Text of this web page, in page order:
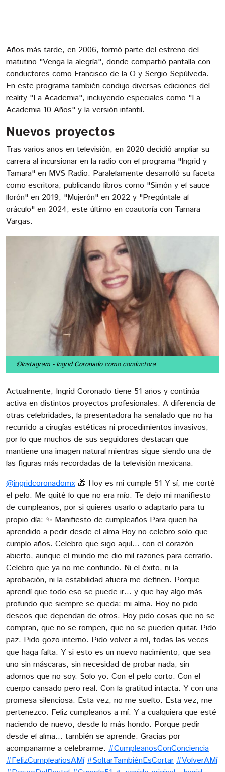
Años más tarde, en 2006, formó parte del estreno del
matutino "Venga la alegría", donde compartió pantalla con
conductores como Francisco de la O y Sergio Sepúlveda.
En este programa también condujo diversas ediciones del
reality "La Academia", incluyendo especiales como "La
Academia 10 Años" y la versión infantil.
Nuevos proyectos
Tras varios años en televisión, en 2020 decidió ampliar su
carrera al incursionar en la radio con el programa "Ingrid y
Tamara" en MVS Radio. Paralelamente desarrolló su faceta
como escritora, publicando libros como "Simón y el sauce
llorón" en 2019, "Mujerón" en 2022 y "Pregúntale al
oráculo" en 2024, este último en coautoría con Tamara
Vargas.
©Instagram - Ingrid Coronado como conductora
Actualmente, Ingrid Coronado tiene 51 años y continúa
activa en distintos proyectos profesionales. A diferencia de
otras celebridades, la presentadora ha señalado que no ha
recurrido a cirugías estéticas ni procedimientos invasivos,
por lo que muchos de sus seguidores destacan que
mantiene una imagen natural mientras sigue siendo una de
las figuras más recordadas de la televisión mexicana.
@ingridcoronadomx 🎁 Hoy es mi cumple 51 Y sí, me corté
el pelo. Me quité lo que no era mío. Te dejo mi manifiesto
de cumpleaños, por si quieres usarlo o adaptarlo para tu
propio día: ✨ Manifiesto de cumpleaños Para quien ha
aprendido a pedir desde el alma Hoy no celebro solo que
cumplo años. Celebro que sigo aquí… con el corazón
abierto, aunque el mundo me dio mil razones para cerrarlo.
Celebro que ya no me confundo. Ni el éxito, ni la
aprobación, ni la estabilidad afuera me definen. Porque
aprendí que todo eso se puede ir… y que hay algo más
profundo que siempre se queda: mi alma. Hoy no pido
deseos que dependan de otros. Hoy pido cosas que no se
compran, que no se rompen, que no se pueden quitar. Pido
paz. Pido gozo interno. Pido volver a mí, todas las veces
que haga falta. Y si esto es un nuevo nacimiento, que sea
uno sin máscaras, sin necesidad de probar nada, sin
adornos que no soy. Solo yo. Con el pelo corto. Con el
cuerpo cansado pero real. Con la gratitud intacta. Y con una
promesa silenciosa: Esta vez, no me suelto. Esta vez, me
pertenezco. Feliz cumpleaños a mí. Y a cualquiera que esté
naciendo de nuevo, desde lo más hondo. Porque pedir
desde el alma… también se aprende. Gracias por
acompañarme a celebrarme. #CumpleañosConConciencia
#FelizCumpleañosAMí #SoltarTambiénEsCortar #VolverAMí